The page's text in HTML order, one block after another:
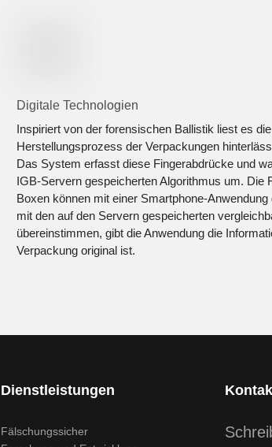
Digitale Technologien
Inspiriert von der forensischen Ballistik liest es
Herstellungsprozess der Verpackungen
Das System erfasst diese Fingerabdrücke und
IGB-Servern gespeicherten Algorithmus um. Die
Boxen können mit einer Smartphone-
mit den auf den Servern gespeicherten
übereinstimmen, gibt die Anwendung die
Verpackung original ist.
Dienstleistungen
Fälschungssicher